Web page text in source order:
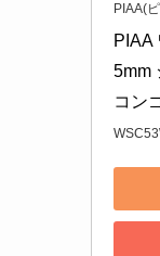
PIAA(
PIAA
5mm
コン